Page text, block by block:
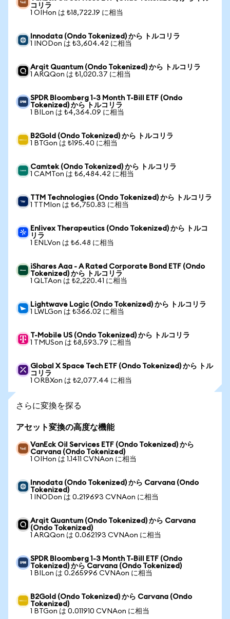
コリラ
1 OIHon は ₺18,722.19 に相当
Innodata (Ondo Tokenized) から トルコリラ
1 INODon は ₺3,604.42 に相当
Arqit Quantum (Ondo Tokenized) から トルコリラ
1 ARQQon は ₺1,020.37 に相当
SPDR Bloomberg 1-3 Month T-Bill ETF (Ondo
Tokenized) から トルコリラ
1 BILon は ₺4,364.09 に相当
B2Gold (Ondo Tokenized) から トルコリラ
1 BTGon は ₺195.40 に相当
Camtek (Ondo Tokenized) から トルコリラ
1 CAMTon は ₺6,484.42 に相当
TTM Technologies (Ondo Tokenized) から トルコリラ
1 TTMIon は ₺6,750.83 に相当
Enlivex Therapeutics (Ondo Tokenized) から トルコ
リラ
1 ENLVon は ₺6.48 に相当
iShares Aaa - A Rated Corporate Bond ETF (Ondo
Tokenized) から トルコリラ
1 QLTAon は ₺2,220.41 に相当
Lightwave Logic (Ondo Tokenized) から トルコリラ
1 LWLGon は ₺366.02 に相当
T-Mobile US (Ondo Tokenized) から トルコリラ
1 TMUSon は ₺8,593.79 に相当
Global X Space Tech ETF (Ondo Tokenized) から トル
コリラ
1 ORBXon は ₺2,077.44 に相当
さらに変換を探る
アセット変換の高度な機能
VanEck Oil Services ETF (Ondo Tokenized) から
Carvana (Ondo Tokenized)
1 OIHon は 1.1411 CVNAon に相当
Innodata (Ondo Tokenized) から Carvana (Ondo
Tokenized)
1 INODon は 0.219693 CVNAon に相当
Arqit Quantum (Ondo Tokenized) から Carvana
(Ondo Tokenized)
1 ARQQon は 0.062193 CVNAon に相当
SPDR Bloomberg 1-3 Month T-Bill ETF (Ondo
Tokenized) から Carvana (Ondo Tokenized)
1 BILon は 0.265996 CVNAon に相当
B2Gold (Ondo Tokenized) から Carvana (Ondo
Tokenized)
1 BTGon は 0.011910 CVNAon に相当